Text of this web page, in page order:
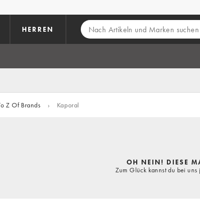
HERREN
Z Of Brands › Kaporal
OH NEIN! DIESE
Zum Glück kannst du bei